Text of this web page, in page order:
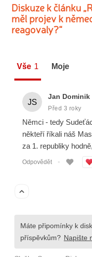
Diskuze k článku
měl projev k
reagovaly?“